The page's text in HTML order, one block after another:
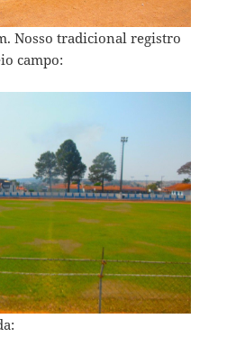
Nosso tradicional registro
campo: